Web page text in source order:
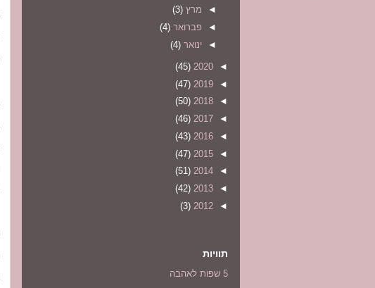
◄ מרץ (3)
◄ פברואר (4)
◄ ינואר (4)
◄
2020
(45)
◄
2019
(47)
◄
2018
(50)
◄
2017
(46)
◄
2016
(43)
◄
2015
(47)
◄
2014
(51)
◄
2013
(42)
◄
2012
(3)
תוויות
5 שפות לאהבה